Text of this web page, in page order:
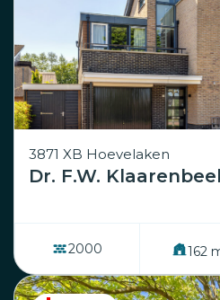
3871 XB Hoevelaken
Dr. F.W.
2000 162